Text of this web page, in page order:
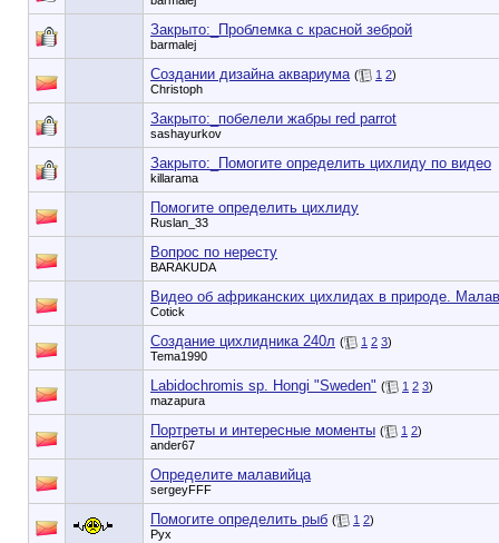
Закрыто:_ Проблемка с красной зеброй
barmalej
Создании дизайна аквариума ( 1 2)
Christoph
Закрыто:_ побелели жабры red parrot
sashayurkov
Закрыто:_ Помогите определить цихлиду по видео
killarama
Помогите определить цихлиду
Ruslan_33
Вопрос по нересту
BARAKUDA
Видео об африканских цихлидах в природе.
Cotick
Создание цихлидника 240л ( 1 2 3)
Tema1990
Labidochromis sp. Hongi "Sweden" ( 1 2 3)
mazapura
Портреты и интересные моменты ( 1 2)
ander67
Определите малавийца
sergeyFFF
Помогите определить рыб ( 1 2)
Рух